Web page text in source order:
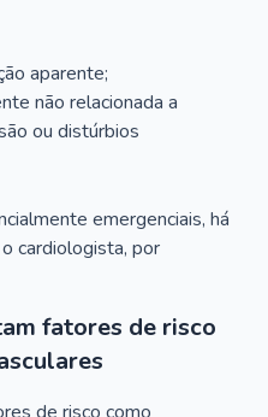
aparente;
não relacionada a
ou distúrbios
emergenciais, há
cardiologista, por
fatores de risco